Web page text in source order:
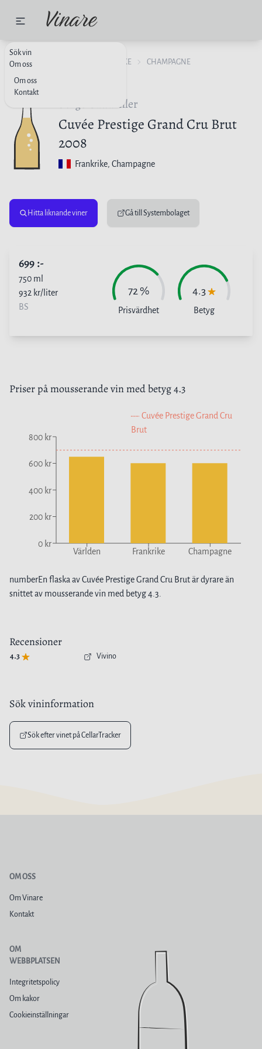
Sök vin
Om oss
Om oss
Kontakt
MOUSSERANDE VIN FRANKRIKE CHAMPAGNE
Serge Gaudriller
Cuvée Prestige Grand Cru Brut
2008
Frankrike, Champagne
Hitta liknande viner Gå till Systembolaget
699:-
750 ml
932 kr/liter
BS
72%
Prisvärdhet
4.3
Betyg
Priser påmousserande vinmed betyg4.3
0 kr
200 kr
400 kr
600 kr
800 kr
Världen Frankrike Champagne
Cuvée Prestige Grand Cru
Brut
numberEn flaska avCuvée Prestige Grand Cru Brutärdyrareän
snittet av mousserande vin med betyg4.3
Recensioner
4.3 Vivino
Sök vininformation
Sök efter vinet på CellarTracker
OM OSS
Om Vinare
Kontakt
OM
WEBBPLATSEN
Integritetspolicy
Om kakor
Cookieinställningar